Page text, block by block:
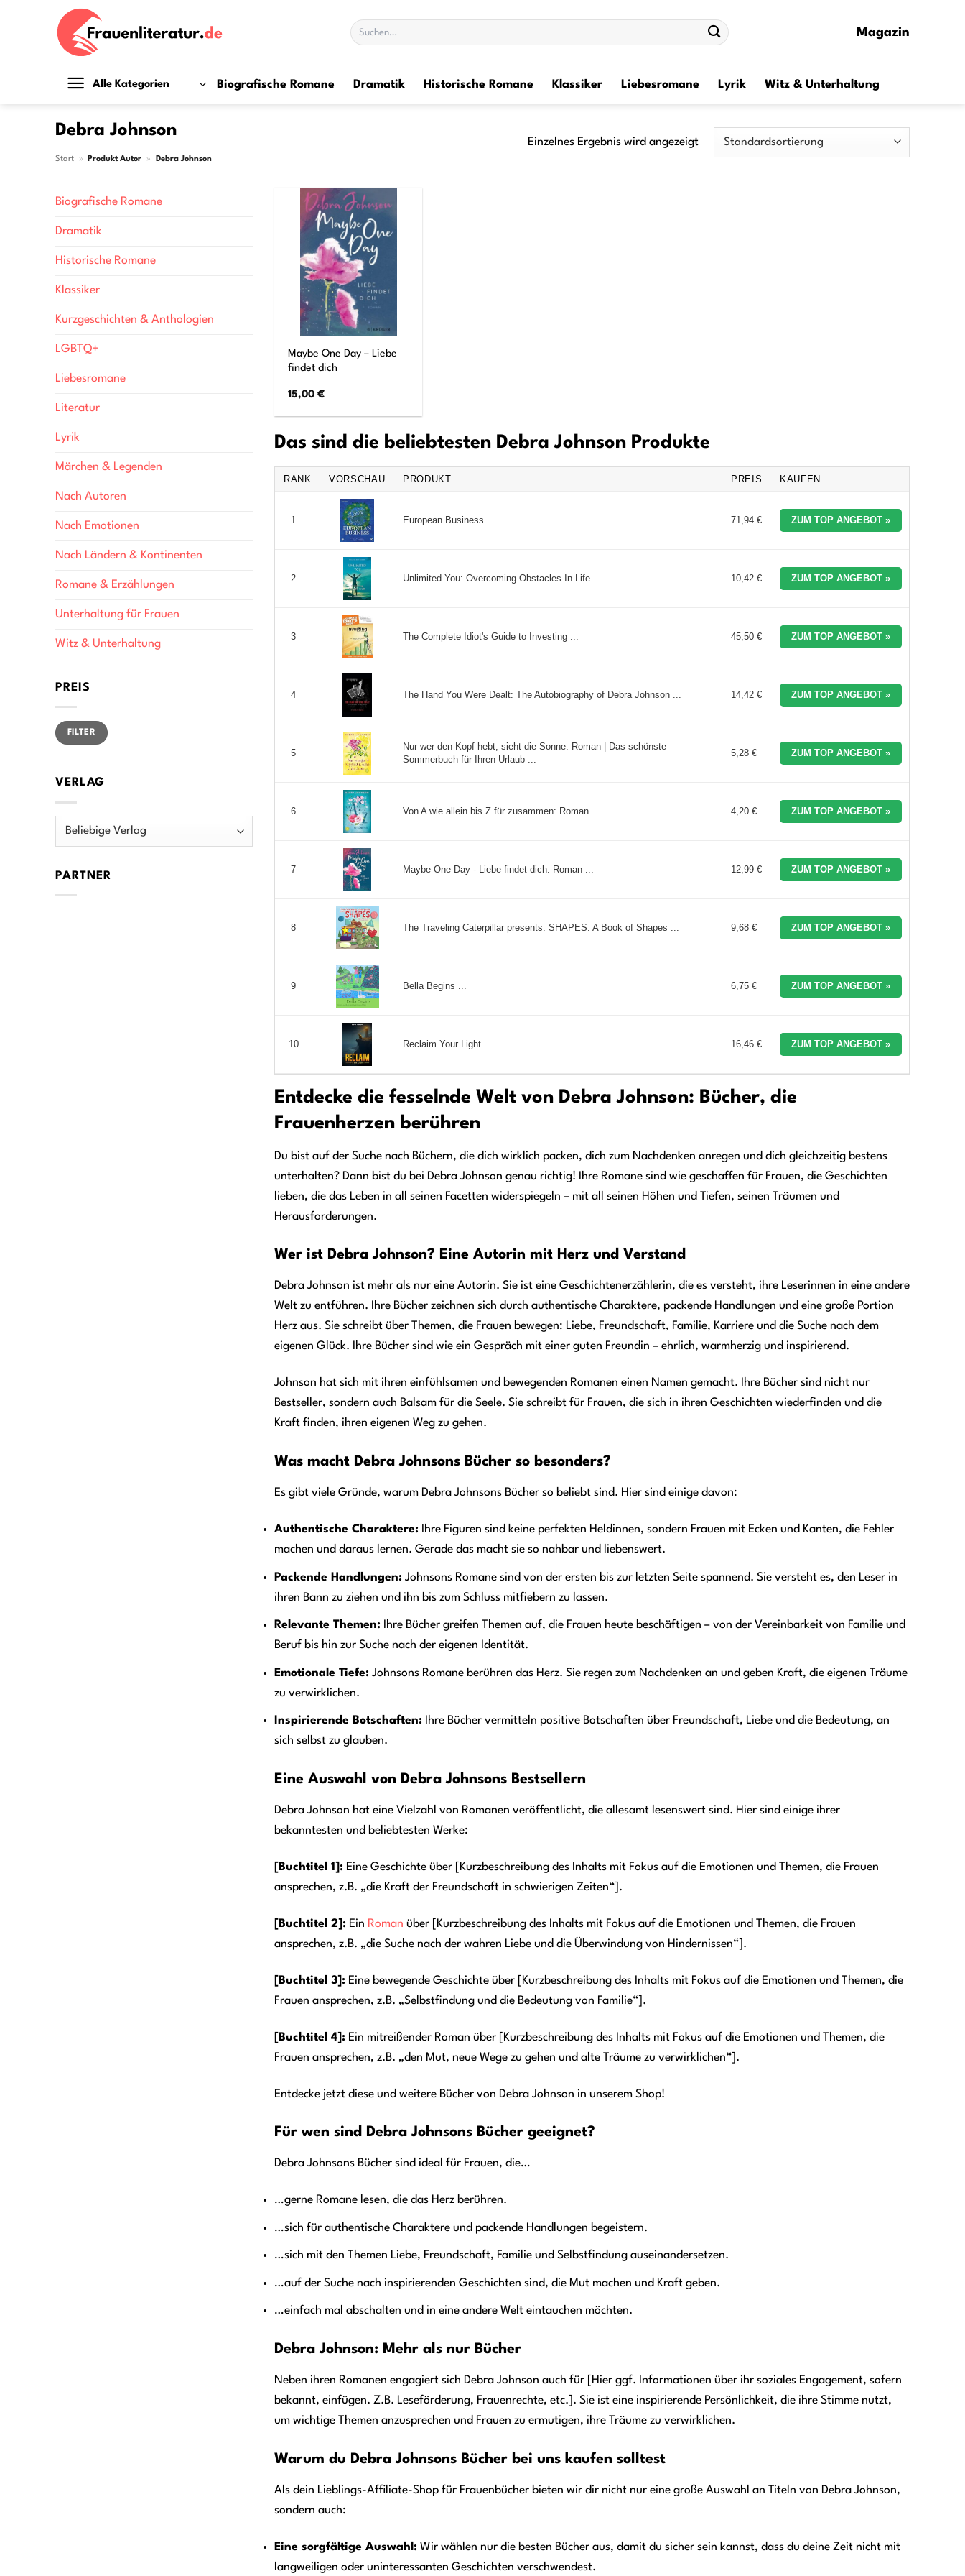
Suchen
nach:
Magazin
Alle Kategorien Biografische Romane Dramatik Historische Romane Klassiker Liebesromane Lyrik Witz & Unterhaltung
Debra Johnson
Start » Produkt Autor » Debra Johnson
Einzelnes Ergebnis wird angezeigt
Biografische Romane
Dramatik
Historische Romane
Klassiker
Kurzgeschichten & Anthologien
LGBTQ+
Liebesromane
Literatur
Lyrik
Märchen & Legenden
Nach Autoren
Nach Emotionen
Nach Ländern & Kontinenten
Romane & Erzählungen
Unterhaltung für Frauen
Witz & Unterhaltung
PREIS
Min.
Preis
Max.
PreisFILTER
VERLAG
PARTNER
Maybe One Day – Liebe
findet dich
15,00 €
Das sind die beliebtesten Debra Johnson Produkte
RANK VORSCHAU PRODUKT PREIS KAUFEN
1 European Business ... 71,94 € ZUM TOP ANGEBOT »
2 Unlimited You: Overcoming Obstacles In Life ... 10,42 € ZUM TOP ANGEBOT »
3 The Complete Idiot's Guide to Investing ... 45,50 € ZUM TOP ANGEBOT »
4 The Hand You Were Dealt: The Autobiography of Debra Johnson ... 14,42 € ZUM TOP ANGEBOT »
5
Nur wer den Kopf hebt, sieht die Sonne: Roman | Das schönste
Sommerbuch für Ihren Urlaub ...
5,28 € ZUM TOP ANGEBOT »
6 Von A wie allein bis Z für zusammen: Roman ... 4,20 € ZUM TOP ANGEBOT »
7 Maybe One Day - Liebe findet dich: Roman ... 12,99 € ZUM TOP ANGEBOT »
8 The Traveling Caterpillar presents: SHAPES: A Book of Shapes ... 9,68 € ZUM TOP ANGEBOT »
9 Bella Begins ... 6,75 € ZUM TOP ANGEBOT »
10 Reclaim Your Light ... 16,46 € ZUM TOP ANGEBOT »
Entdecke die fesselnde Welt von Debra Johnson: Bücher, die
Frauenherzen berühren
Du bist auf der Suche nach Büchern, die dich wirklich packen, dich zum Nachdenken anregen und dich gleichzeitig bestens
unterhalten? Dann bist du bei Debra Johnson genau richtig! Ihre Romane sind wie geschaffen für Frauen, die Geschichten
lieben, die das Leben in all seinen Facetten widerspiegeln – mit all seinen Höhen und Tiefen, seinen Träumen und
Herausforderungen.
Wer ist Debra Johnson? Eine Autorin mit Herz und Verstand
Debra Johnson ist mehr als nur eine Autorin. Sie ist eine Geschichtenerzählerin, die es versteht, ihre Leserinnen in eine andere
Welt zu entführen. Ihre Bücher zeichnen sich durch authentische Charaktere, packende Handlungen und eine große Portion
Herz aus. Sie schreibt über Themen, die Frauen bewegen: Liebe, Freundschaft, Familie, Karriere und die Suche nach dem
eigenen Glück. Ihre Bücher sind wie ein Gespräch mit einer guten Freundin – ehrlich, warmherzig und inspirierend.
Johnson hat sich mit ihren einfühlsamen und bewegenden Romanen einen Namen gemacht. Ihre Bücher sind nicht nur
Bestseller, sondern auch Balsam für die Seele. Sie schreibt für Frauen, die sich in ihren Geschichten wiederfinden und die
Kraft finden, ihren eigenen Weg zu gehen.
Was macht Debra Johnsons Bücher so besonders?
Es gibt viele Gründe, warum Debra Johnsons Bücher so beliebt sind. Hier sind einige davon:
Authentische Charaktere: Ihre Figuren sind keine perfekten Heldinnen, sondern Frauen mit Ecken und Kanten, die Fehler
machen und daraus lernen. Gerade das macht sie so nahbar und liebenswert.
Packende Handlungen: Johnsons Romane sind von der ersten bis zur letzten Seite spannend. Sie versteht es, den Leser in
ihren Bann zu ziehen und ihn bis zum Schluss mitfiebern zu lassen.
Relevante Themen: Ihre Bücher greifen Themen auf, die Frauen heute beschäftigen – von der Vereinbarkeit von Familie und
Beruf bis hin zur Suche nach der eigenen Identität.
Emotionale Tiefe: Johnsons Romane berühren das Herz. Sie regen zum Nachdenken an und geben Kraft, die eigenen Träume
zu verwirklichen.
Inspirierende Botschaften: Ihre Bücher vermitteln positive Botschaften über Freundschaft, Liebe und die Bedeutung, an
sich selbst zu glauben.
Eine Auswahl von Debra Johnsons Bestsellern
Debra Johnson hat eine Vielzahl von Romanen veröffentlicht, die allesamt lesenswert sind. Hier sind einige ihrer
bekanntesten und beliebtesten Werke:
[Buchtitel 1]: Eine Geschichte über [Kurzbeschreibung des Inhalts mit Fokus auf die Emotionen und Themen, die Frauen
ansprechen, z.B. „die Kraft der Freundschaft in schwierigen Zeiten“].
[Buchtitel 2]: Ein Roman über [Kurzbeschreibung des Inhalts mit Fokus auf die Emotionen und Themen, die Frauen
ansprechen, z.B. „die Suche nach der wahren Liebe und die Überwindung von Hindernissen“].
[Buchtitel 3]: Eine bewegende Geschichte über [Kurzbeschreibung des Inhalts mit Fokus auf die Emotionen und Themen, die
Frauen ansprechen, z.B. „Selbstfindung und die Bedeutung von Familie“].
[Buchtitel 4]: Ein mitreißender Roman über [Kurzbeschreibung des Inhalts mit Fokus auf die Emotionen und Themen, die
Frauen ansprechen, z.B. „den Mut, neue Wege zu gehen und alte Träume zu verwirklichen“].
Entdecke jetzt diese und weitere Bücher von Debra Johnson in unserem Shop!
Für wen sind Debra Johnsons Bücher geeignet?
Debra Johnsons Bücher sind ideal für Frauen, die…
…gerne Romane lesen, die das Herz berühren.
…sich für authentische Charaktere und packende Handlungen begeistern.
…sich mit den Themen Liebe, Freundschaft, Familie und Selbstfindung auseinandersetzen.
…auf der Suche nach inspirierenden Geschichten sind, die Mut machen und Kraft geben.
…einfach mal abschalten und in eine andere Welt eintauchen möchten.
Debra Johnson: Mehr als nur Bücher
Neben ihren Romanen engagiert sich Debra Johnson auch für [Hier ggf. Informationen über ihr soziales Engagement, sofern
bekannt, einfügen. Z.B. Leseförderung, Frauenrechte, etc.]. Sie ist eine inspirierende Persönlichkeit, die ihre Stimme nutzt,
um wichtige Themen anzusprechen und Frauen zu ermutigen, ihre Träume zu verwirklichen.
Warum du Debra Johnsons Bücher bei uns kaufen solltest
Als dein Lieblings-Affiliate-Shop für Frauenbücher bieten wir dir nicht nur eine große Auswahl an Titeln von Debra Johnson,
sondern auch:
Eine sorgfältige Auswahl: Wir wählen nur die besten Bücher aus, damit du sicher sein kannst, dass du deine Zeit nicht mit
langweiligen oder uninteressanten Geschichten verschwendest.